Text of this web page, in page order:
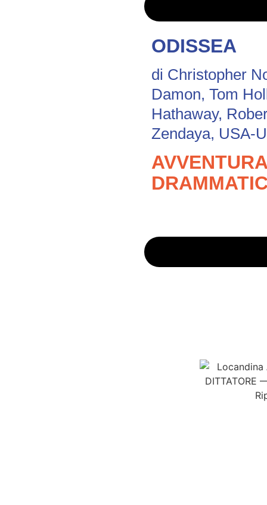
ODISSEA
di Christopher
Damon, Tom
Hathaway,
Zendaya, USA-